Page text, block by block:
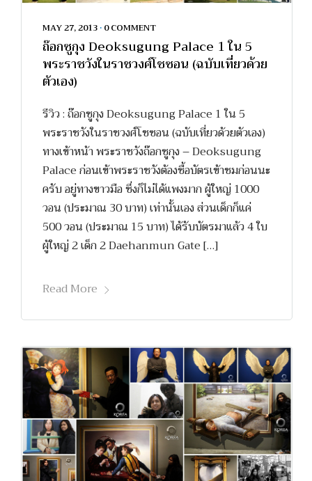
MAY 27, 2013 • 0 COMMENT
ถ๊อกซูกุง Deoksugung Palace 1 ใน 5
พระราชวังในราชวงศ์โชซอน (ฉบับเที่ยวด้วย
ตัวเอง)
รีวิว : ถ๊อกซูกุง Deoksugung Palace 1 ใน 5
พระราชวังในราชวงศ์โชซอน (ฉบับเที่ยวด้วยตัวเอง)
ทางเข้าหน้า พระราชวังถ๊อกซูกุง – Deoksugung
Palace ก่อนเข้าพระราชวังต้องซื้อบัตรเข้าชมก่อนนะ
ครับ อยู่ทางขาวมือ ซึ่งก็ไม่ได้แพงมาก ผู้ใหญ่ 1000
วอน (ประมาณ 30 บาท) เท่านั้นเอง ส่วนเด็กก็แค่
500 วอน (ประมาณ 15 บาท) ได้รับบัตรมาแล้ว 4 ใบ
ผู้ใหญ่ 2 เด็ก 2 Daehanmun Gate […]
Read More